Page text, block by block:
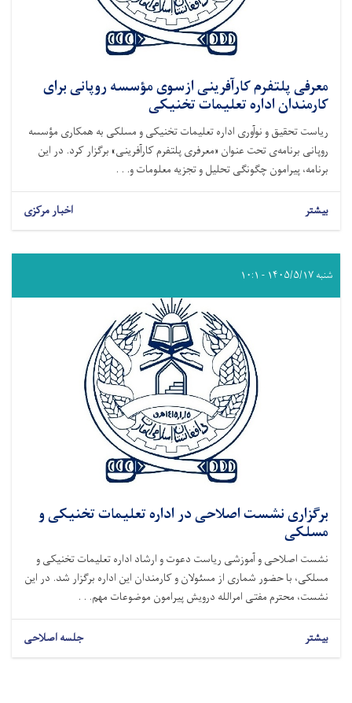
معرفی پلتفرم کارآفرینی ازسوی مؤسسه روپانی برای
کارمندان اداره تعلیمات تخنیکی
ریاست تحقیق و نوآوری اداره تعلیمات تخنیکی و مسلکی به همکاری مؤسسه
روپانی برنامه‌ی تحت عنوان «معرفری پلتفرم کارآفرینی» برگزار کرد. در این
برنامه، پیرامون چگونگی تحلیل و تجزیه معلومات و. . .
بیشتر اخبار مرکزی
شنبه ۱۴۰۵/۵/۱۷ - ۱۰:۱
برگزاری نشست اصلاحی در اداره تعلیمات تخنیکی و
مسلکی
نشست اصلاحی و آموزشی ریاست دعوت و ارشاد اداره تعلیمات تخنیکی و
مسلکی، با حضور شماری از مسئولان و کارمندان این اداره برگزار شد. در این
نشست، محترم مفتی امرالله درویش پیرامون موضوعات مهم. . .
بیشتر جلسه اصلاحی